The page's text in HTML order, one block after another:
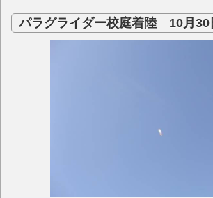
パラグライダー校庭着陸 10月30